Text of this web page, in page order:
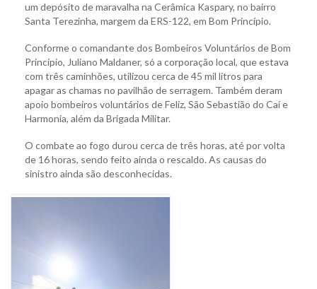
um depósito de maravalha na Cerâmica Kaspary, no bairro
Santa Terezinha, margem da ERS-122, em Bom Princípio.
Conforme o comandante dos Bombeiros Voluntários de Bom
Princípio, Juliano Maldaner, só a corporação local, que estava
com três caminhões, utilizou cerca de 45 mil litros para
apagar as chamas no pavilhão de serragem. Também deram
apoio bombeiros voluntários de Feliz, São Sebastião do Caí e
Harmonia, além da Brigada Militar.
O combate ao fogo durou cerca de três horas, até por volta
de 16 horas, sendo feito ainda o rescaldo. As causas do
sinistro ainda são desconhecidas.